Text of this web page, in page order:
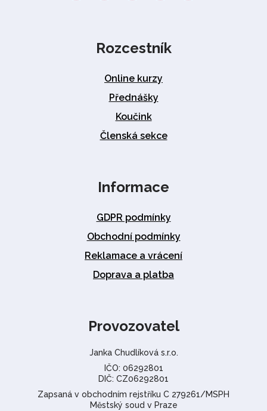
Rozcestník
Online kurzy
Přednášky
Koučink
Členská sekce
Informace
GDPR podmínky
Obchodní podmínky
Reklamace a vrácení
Doprava a platba
Provozovatel
Janka Chudlíková s.r.o.
IČO: 06292801
DIČ: CZ06292801
Zapsaná v obchodním rejstříku C 279261/MSPH
Městský soud v Praze